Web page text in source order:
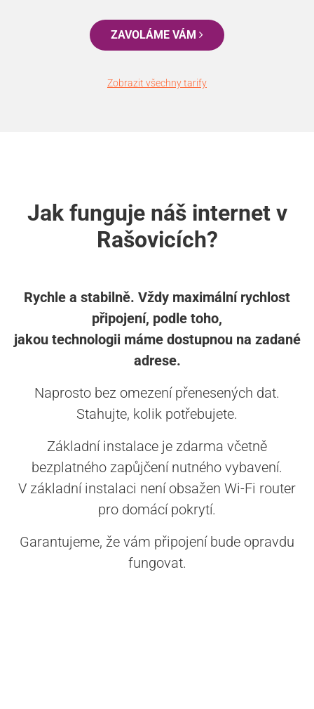
ZAVOLÁME VÁM
Zobrazit všechny tarify
Jak funguje náš internet v
Rašovicích?
Rychle a stabilně. Vždy maximální rychlost
připojení, podle toho,
jakou technologii máme dostupnou na zadané
adrese.
Naprosto bez omezení přenesených dat.
Stahujte, kolik potřebujete.
Základní instalace je zdarma včetně
bezplatného zapůjčení nutného vybavení.
V základní instalaci není obsažen Wi-Fi router
pro domácí pokrytí.
Garantujeme, že vám připojení bude opravdu
fungovat.